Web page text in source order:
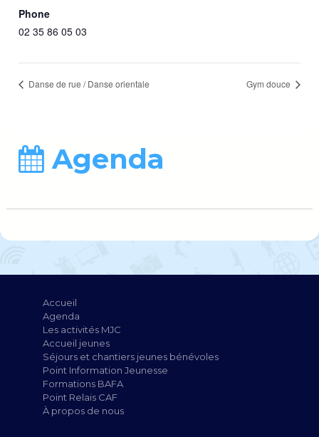
Phone
02 35 86 05 03
Danse de rue / Danse orientale Gym douce
Agenda
Accueil
Agenda
Les activités MJC
Accueil jeunes
Séjours et chantiers jeunes bénévoles
Point Information Jeunesse
Formations BAFA
Point Relais CAF
À propos de nous